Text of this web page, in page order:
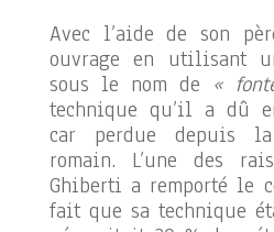
Avec l’aide de son
ouvrage en utilisant
sous le nom de «
technique qu’il a dû
car perdue depuis
romain. L’une des
Ghiberti a remporté le
fait que sa technique